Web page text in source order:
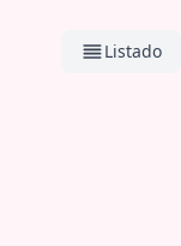
Listado